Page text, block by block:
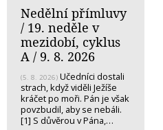
Nedělní přímluvy
/ 19. neděle v
mezidobí, cyklus
A / 9. 8. 2026
(5. 8. 2026) Učedníci dostali
strach, když viděli Ježíše
kráčet po moři. Pán je však
povzbudil, aby se nebáli.
[1] S důvěrou v Pána,…